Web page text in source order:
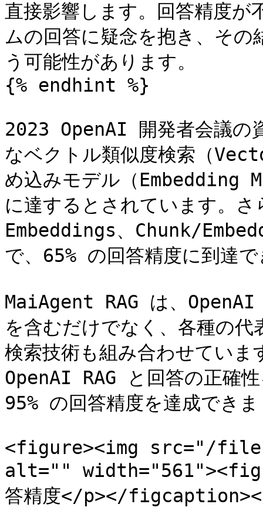
直接影響します。回答精度
ムの回答に疑念を抱き、そ
う可能性があります。
{% endhint %}
2023 OpenAI 開発者会議の
なベクトル類似度検索（
め込みモデル（Embedding
に達するとされています。
Embeddings、Chunk/
で、65% の回答精度に到達
MaiAgent RAG は、OpenAI
を含むだけでなく、各種の
検索技術も組み合わせてい
OpenAI RAG と回答の正確
95% の回答精度を達成でき
<figure><img src="/
alt=""
答精度</p></